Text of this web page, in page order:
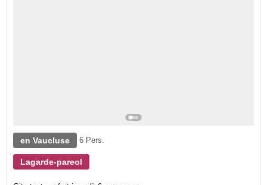
en Vaucluse 6 Pers.
Lagarde-pareol